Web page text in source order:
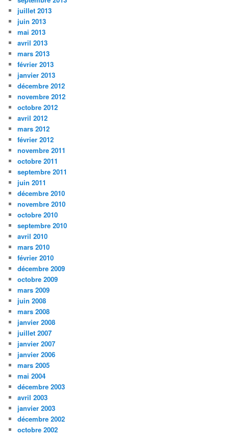
juillet 2013
juin 2013
mai 2013
avril 2013
mars 2013
février 2013
janvier 2013
décembre 2012
novembre 2012
octobre 2012
avril 2012
mars 2012
février 2012
novembre 2011
octobre 2011
septembre 2011
juin 2011
décembre 2010
novembre 2010
octobre 2010
septembre 2010
avril 2010
mars 2010
février 2010
décembre 2009
octobre 2009
mars 2009
juin 2008
mars 2008
janvier 2008
juillet 2007
janvier 2007
janvier 2006
mars 2005
mai 2004
décembre 2003
avril 2003
janvier 2003
décembre 2002
octobre 2002